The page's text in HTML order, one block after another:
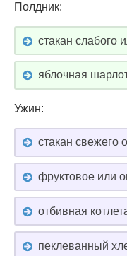
Полдник:
стакан слабого
яблочная
Ужин:
стакан свежего
фруктовое или
отбивная
пеклеванный